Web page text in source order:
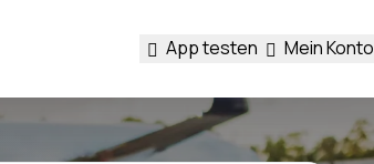
App testen Mein Konto